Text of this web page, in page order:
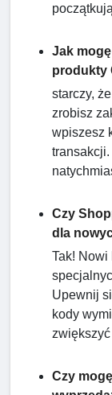
Jak
produkty
starczy,
zrobisz
wpiszesz
Czy
dla
Tak!
Upewnij
kody
Czy